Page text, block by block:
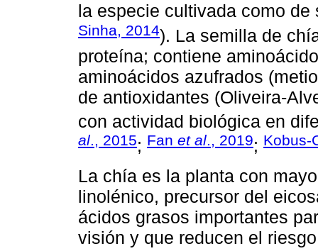
la especie cultivada como
Sinha, 2014). La semilla de
proteína; contiene
aminoácidos azufrados
de antioxidantes (Oliveira-
con actividad biológica en
al., 2015; Fan et al., 2019; Kobus-
La chía es la planta con
linolénico, precursor del
ácidos grasos importantes
visión y que reducen el